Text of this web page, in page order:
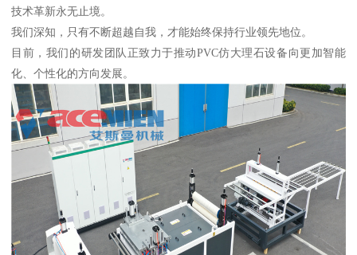
技术革新永无止境。
我们深知，只有不断超越自我，才能始终保持行业领先地位。
目前，我们的研发团队正致力于推动PVC仿大理石设备向更加智能
化、个性化的方向发展。